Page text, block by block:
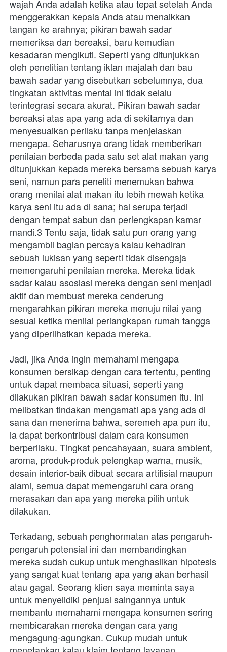
wajah Anda adalah ketika atau tepat setelah Anda
menggerakkan kepala Anda atau menaikkan
tangan ke arahnya; pikiran bawah sadar
memeriksa dan bereaksi, baru kemudian
kesadaran mengikuti. Seperti yang ditunjukkan
oleh penelitian tentang iklan majalah dan bau
bawah sadar yang disebutkan sebelumnya, dua
tingkatan aktivitas mental ini tidak selalu
terintegrasi secara akurat. Pikiran bawah sadar
bereaksi atas apa yang ada di sekitarnya dan
menyesuaikan perilaku tanpa menjelaskan
mengapa. Seharusnya orang tidak memberikan
penilaian berbeda pada satu set alat makan yang
ditunjukkan kepada mereka bersama sebuah karya
seni, namun para peneliti menemukan bahwa
orang menilai alat makan itu lebih mewah ketika
karya seni itu ada di sana; hal serupa terjadi
dengan tempat sabun dan perlengkapan kamar
mandi.3 Tentu saja, tidak satu pun orang yang
mengambil bagian percaya kalau kehadiran
sebuah lukisan yang seperti tidak disengaja
memengaruhi penilaian mereka. Mereka tidak
sadar kalau asosiasi mereka dengan seni menjadi
aktif dan membuat mereka cenderung
mengarahkan pikiran mereka menuju nilai yang
sesuai ketika menilai perlangkapan rumah tangga
yang diperlihatkan kepada mereka.
Jadi, jika Anda ingin memahami mengapa
konsumen bersikap dengan cara tertentu, penting
untuk dapat membaca situasi, seperti yang
dilakukan pikiran bawah sadar konsumen itu. Ini
melibatkan tindakan mengamati apa yang ada di
sana dan menerima bahwa, seremeh apa pun itu,
ia dapat berkontribusi dalam cara konsumen
berperilaku. Tingkat pencahayaan, suara ambient,
aroma, produk-produk pelengkap warna, musik,
desain interior-baik dibuat secara artifisial maupun
alami, semua dapat memengaruhi cara orang
merasakan dan apa yang mereka pilih untuk
dilakukan.
Terkadang, sebuah penghormatan atas pengaruh-
pengaruh potensial ini dan membandingkan
mereka sudah cukup untuk menghasilkan hipotesis
yang sangat kuat tentang apa yang akan berhasil
atau gagal. Seorang klien saya meminta saya
untuk menyelidiki penjual saingannya untuk
membantu memahami mengapa konsumen sering
membicarakan mereka dengan cara yang
mengagung-agungkan. Cukup mudah untuk